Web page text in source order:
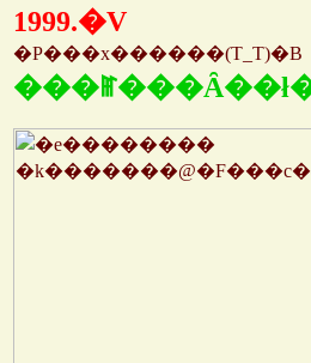
1999.�V
�P���x������(T_T)�B